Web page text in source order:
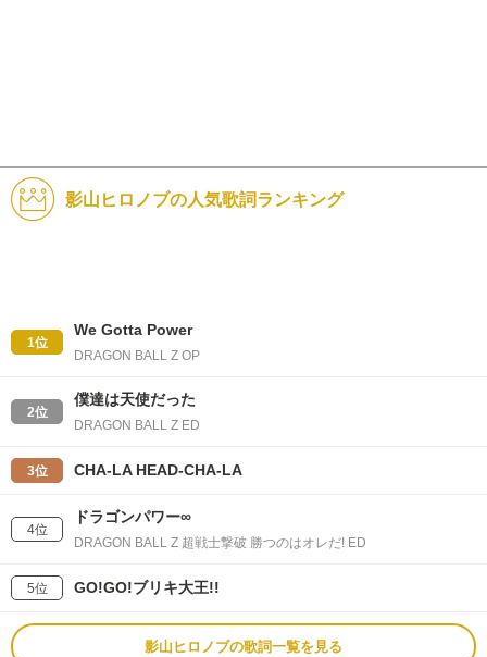
影山ヒロノブの人気歌詞ランキング
1位
We Gotta Power
DRAGON BALL Z OP
2位
僕達は天使だった
DRAGON BALL Z ED
3位 CHA-LA HEAD-CHA-LA
4位
ドラゴンパワー∞
DRAGON BALL Z 超戦士撃破 勝つのはオレだ! ED
5位 GO!GO!ブリキ大王!!
影山ヒロノブの歌詞一覧を見る